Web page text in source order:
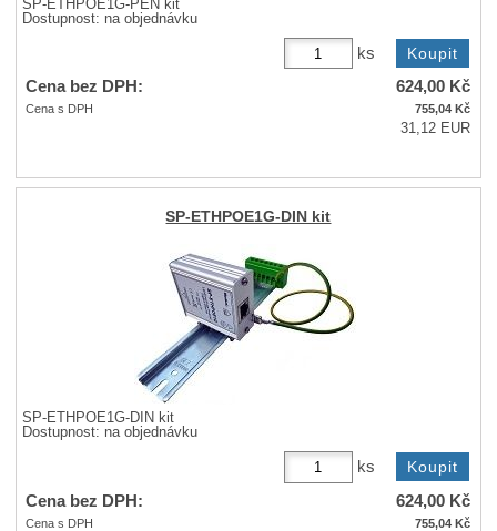
SP-ETHPOE1G-PEN kit
Dostupnost: na objednávku
ks
Cena bez DPH: 624,00 Kč
Cena s DPH 755,04 Kč
31,12 EUR
SP-ETHPOE1G-DIN kit
SP-ETHPOE1G-DIN kit
Dostupnost: na objednávku
ks
Cena bez DPH: 624,00 Kč
Cena s DPH 755,04Kč